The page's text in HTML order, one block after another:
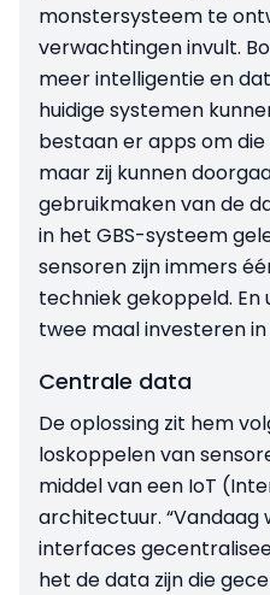
monstersysteem te
verwachtingen invult.
meer intelligentie en
huidige systemen
bestaan er apps om
maar zij kunnen
gebruikmaken van de
in het GBS-systeem
sensoren zijn immers
techniek gekoppeld.
twee maal investeren in
Centrale data
De oplossing zit hem
loskoppelen van
middel van een IoT
architectuur. “Vandaag
interfaces
het de data zijn die